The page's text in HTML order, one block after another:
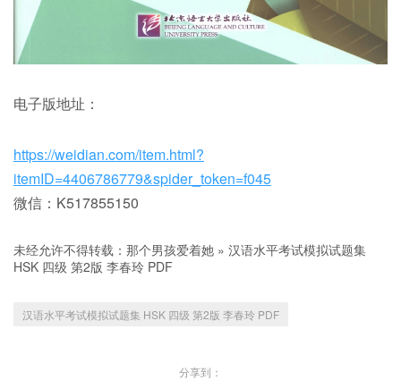
电子版地址：
https://weidian.com/item.html?
itemID=4406786779&spider_token=f045
微信：K517855150
未经允许不得转载： 那个男孩爱着她 » 汉语水平考试模拟试题集
HSK 四级 第2版 李春玲 PDF
汉语水平考试模拟试题集 HSK 四级 第2版 李春玲 PDF
分享到：